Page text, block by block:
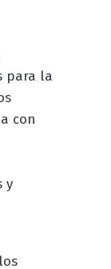
para la
con
y